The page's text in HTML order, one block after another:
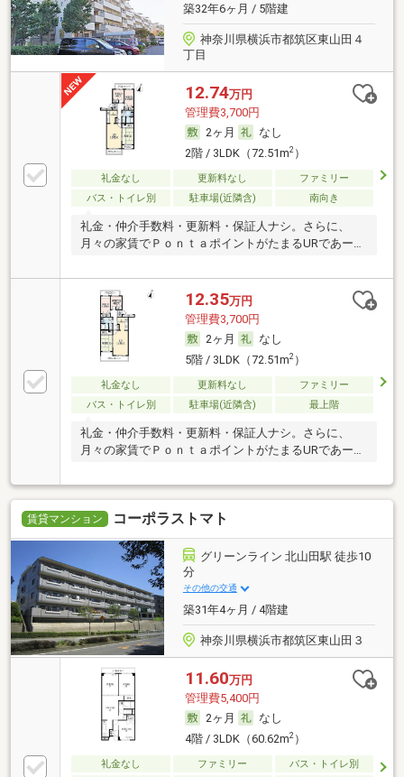
築32年6ヶ月 / 5階建
神奈川県横浜市都筑区東山田４
丁目
12.74万円
管理費3,700円
2ヶ月
なし
2階 / 3LDK（72.51m2）
礼金なし 更新料なし
ファミリー
バス・トイレ別
駐車場(近隣含) 南向き
礼金・仲介手数料・更新料・保証人ナシ。さらに、
月々の家賃でＰｏｎｔａポイントがたまるURであー
12.35万円
管理費3,700円
2ヶ月
なし
5階 / 3LDK（72.51m2）
礼金なし 更新料なし
ファミリー
バス・トイレ別
駐車場(近隣含) 最上階
礼金・仲介手数料・更新料・保証人ナシ。さらに、
月々の家賃でＰｏｎｔａポイントがたまるURであー
賃貸マンション コーポラストマト
グリーンライン 北山田駅 徒歩10
分
その他の交通
築31年4ヶ月 / 4階建
神奈川県横浜市都筑区東山田３
11.60万円
管理費5,400円
2ヶ月
なし
4階 / 3LDK（60.62m2）
礼金なし ファミリー バス・トイレ別